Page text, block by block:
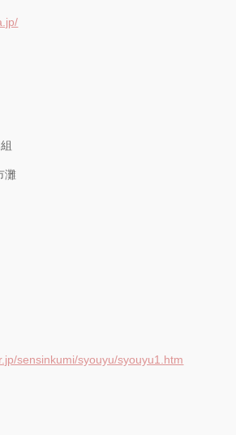
灘
sensinkumi/syouyu/syouyu1.htm